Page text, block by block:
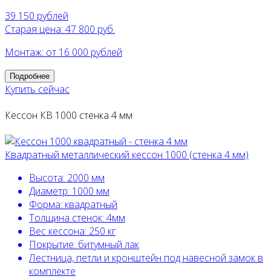
39 150 рублей
Старая цена: 47 800 руб.
Монтаж: от 16 000 рублей
Подробнее
Купить сейчас
Кессон КВ 1000 стенка 4 мм
Квадратный металлический кессон 1000 (стенка 4 мм)
Высота: 2000 мм
Диаметр: 1000 мм
Форма: квадратный
Толщина стенок: 4мм
Вес кессона: 250 кг
Покрытие: битумный лак
Лестница, петли и кронштейн под навесной замок в
комплекте